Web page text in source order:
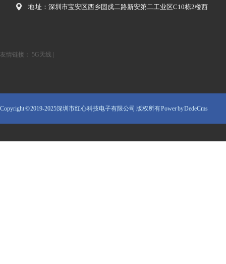
地 址：深圳市宝安区西乡固戍二路新安第二工业区C10栋2楼西
友情链接： 5G天线
Copyright © 2019-2025深圳市红心科技电子有限公司 版权所有Power by DedeCms